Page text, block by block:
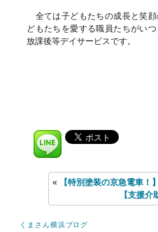
全ては子どもたちの成長と笑
どもたちを愛する職員たちがい
放課後等デイサービスです。
«
【特別塗装の京急電車！】
【支援介
くまさん横浜ブログ